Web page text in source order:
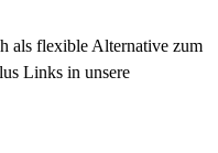
als flexible Alternative zum
Links in unsere